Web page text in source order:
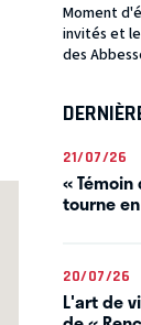
Moment
invités et
des
21/07/26
«
tourne
20/07/26
L'art de